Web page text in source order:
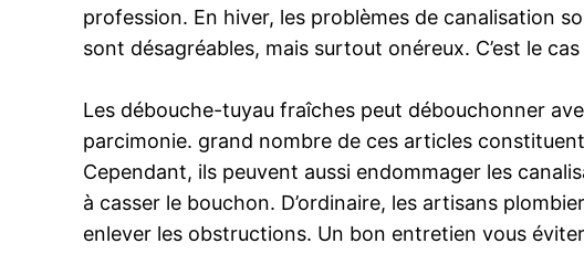
profession. En hiver, les problèmes de canalisation
sont désagréables, mais surtout onéreux. C’est le
Les débouche-tuyau fraîches peut débouchonner
parcimonie. grand nombre de ces articles
Cependant, ils peuvent aussi endommager les
à casser le bouchon. D’ordinaire, les artisans
enlever les obstructions. Un bon entretien vous